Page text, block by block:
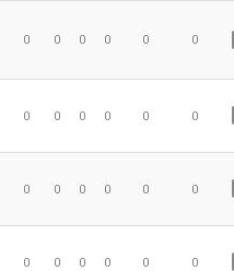
0 0 0 0 0 0
0 0 0 0 0 0
0 0 0 0 0 0
0 0 0 0 0 0